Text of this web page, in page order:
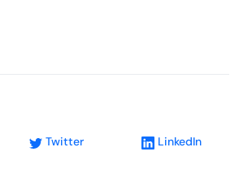
Twitter LinkedIn